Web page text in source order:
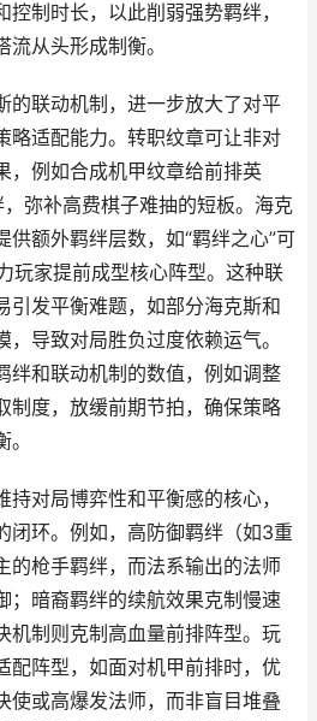
制时长，以此削弱强势羁绊，
从头形成制衡。
的联动机制，进一步放大了对平
略适配能力。转职纹章可让非对
，例如合成机甲纹章给前排英
弥补高费棋子难抽的短板。海克
供额外羁绊层数，如“羁绊之心”可
玩家提前成型核心阵型。这种联
引发平衡难题，如部分海克斯和
导致对局胜负过度依赖运气。
绊和联动机制的数值，例如调整
制度，放缓前期节拍，确保策略
对局博弈性和平衡感的核心，
闭环。例如，高防御羁绊（如3重
的枪手羁绊，而法系输出的法师
；暗裔羁绊的续航效果克制慢速
机制则克制高血量前排阵型。玩
配阵型，如面对机甲前排时，优
使或高爆发法师，而非盲目堆叠